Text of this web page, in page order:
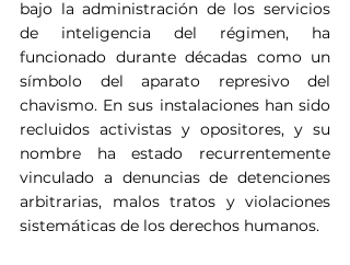
bajo la administración de los servicios
de inteligencia del régimen, ha
funcionado durante décadas como un
símbolo del aparato represivo del
chavismo. En sus instalaciones han sido
recluidos activistas y opositores, y su
nombre ha estado recurrentemente
vinculado a denuncias de detenciones
arbitrarias, malos tratos y violaciones
sistemáticas de los derechos humanos.